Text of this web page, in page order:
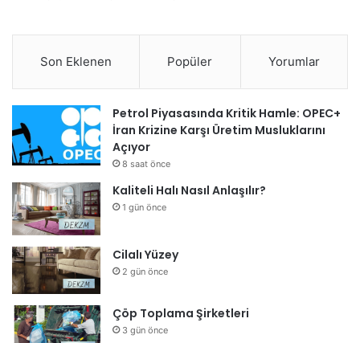
Son Eklenen Popüler Yorumlar
Petrol Piyasasında Kritik Hamle: OPEC+
İran Krizine Karşı Üretim Musluklarını
Açıyor
8 saat önce
Kaliteli Halı Nasıl Anlaşılır?
1 gün önce
Cilalı Yüzey
2 gün önce
Çöp Toplama Şirketleri
3 gün önce